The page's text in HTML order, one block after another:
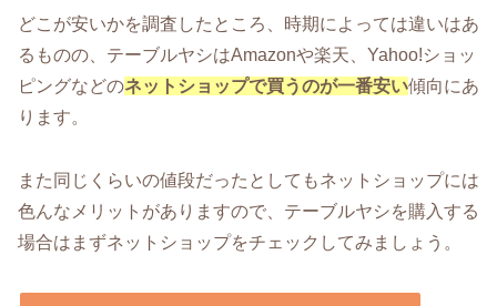
どこが安いかを調査したところ、時期によっては違いはあ
るものの、テーブルヤシはAmazonや楽天、Yahoo!ショッ
ピングなどのネットショップで買うのが一番安い傾向にあ
ります。
また同じくらいの値段だったとしてもネットショップには
色んなメリットがありますので、テーブルヤシを購入する
場合はまずネットショップをチェックしてみましょう。